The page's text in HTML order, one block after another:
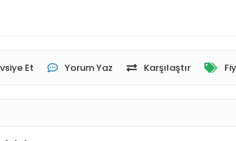
Et Yorum Yaz Karşılaştır